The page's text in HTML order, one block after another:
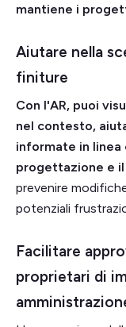
mantiene i
Aiutare nella
finiture
Con l'AR, puoi
nel contesto,
informate in
progettazione e
prevenire
potenziali
Facilitare
proprietari di